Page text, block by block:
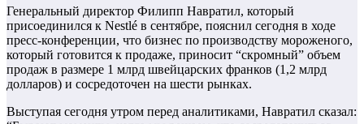
Генеральный директор Филипп Навратил, который
присоединился к Nestlé в сентябре, пояснил сегодня в ходе
пресс-конференции, что бизнес по производству мороженого,
который готовится к продаже, приносит “скромный” объем
продаж в размере 1 млрд швейцарских франков (1,2 млрд
долларов) и сосредоточен на шести рынках.
Выступая сегодня утром перед аналитиками, Навратил сказал: